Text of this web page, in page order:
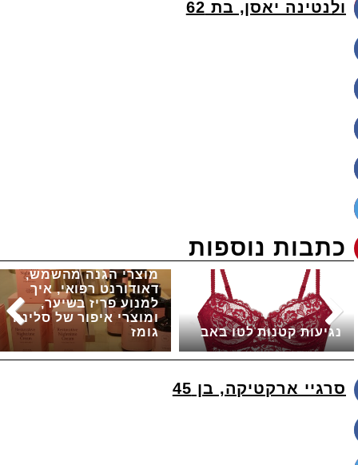
ולנטינה יאסן, בת 62
כתבות נוספות
מוצרי הגנה מהשמש,
דאודורנט רפואי, איך
למנוע פריז בשיער,
ומוצרי איפור של סלינה
גומז
נגיעות קטנות לטו באב
סרגיי ארקטיקה, בן 45